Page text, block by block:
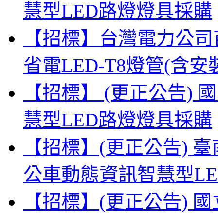
慧型LED路燈燈具採購
【招標】台灣電力公
省電LED-T8燈管(含
【招標】 (更正公告)
慧型LED路燈燈具採購
【招標】(更正公告)
公車動態資訊智慧型
【招標】(更正公告)